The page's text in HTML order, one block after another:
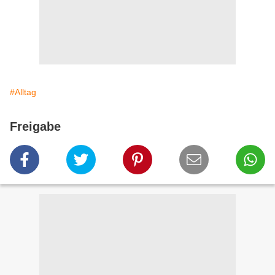
#Alltag
Freigabe